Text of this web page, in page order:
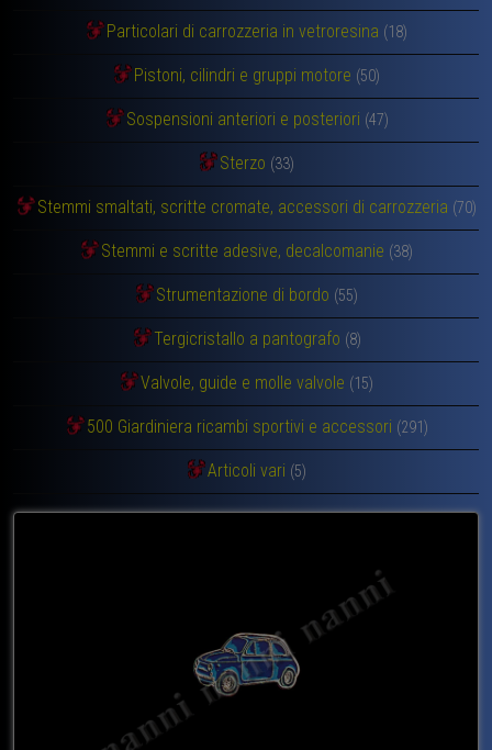
Particolari di carrozzeria in vetroresina (18)
Pistoni, cilindri e gruppi motore (50)
Sospensioni anteriori e posteriori (47)
Sterzo (33)
Stemmi smaltati, scritte cromate, accessori di carrozzeria (70)
Stemmi e scritte adesive, decalcomanie (38)
Strumentazione di bordo (55)
Tergicristallo a pantografo (8)
Valvole, guide e molle valvole (15)
500 Giardiniera ricambi sportivi e accessori (291)
Articoli vari (5)